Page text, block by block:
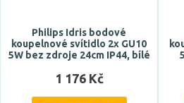
Philips Idris bodové
koupelnové svítidlo 2x GU10
5W bez zdroje 24cm IP44, bílé
1 176 Kč